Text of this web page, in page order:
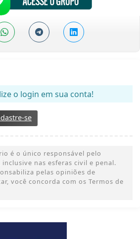
o login em sua conta!
se
é o único responsável pelo
nas esferas civil e penal.
pelas opiniões de
você concorda com os Termos de